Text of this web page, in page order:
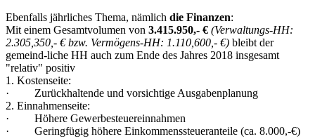
Ebenfalls jährliches Thema, nämlich die Finanzen:
Mit einem Gesamtvolumen von 3.415.950,- € (Verwaltungs-HH:
2.305,350,- € bzw. Vermögens-HH: 1.110,600,- €) bleibt der
gemeind-liche HH auch zum Ende des Jahres 2018 insgesamt
"relativ" positiv
1. Kostenseite:
· Zurückhaltende und vorsichtige Ausgabenplanung
2. Einnahmenseite:
· Höhere Gewerbesteuereinnahmen
· Geringfügig höhere Einkommenssteueranteile (ca. 8.000,-€)